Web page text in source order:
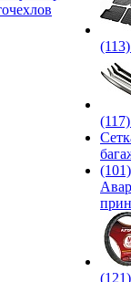
(101)